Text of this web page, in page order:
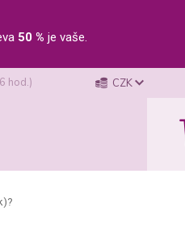
50 % je vaše.
CZK
hod.)